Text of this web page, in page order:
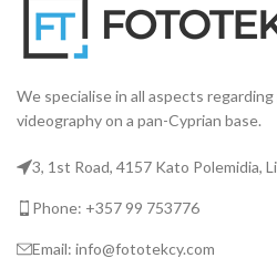
We specialise in all aspects
videography on a pan-Cyprian base.
3, 1st Road, 4157 Kato Polemidia,
Phone: +357 99 753776
Email: info@fototekcy.com